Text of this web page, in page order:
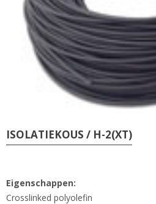
ISOLATIEKOUS / H-2(XT)
Eigenschappen:
Crosslinked polyolefin